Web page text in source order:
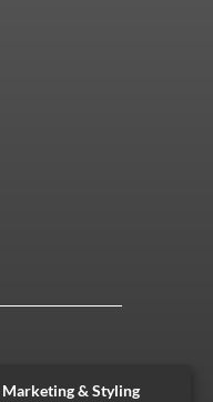
Marketing & Styling